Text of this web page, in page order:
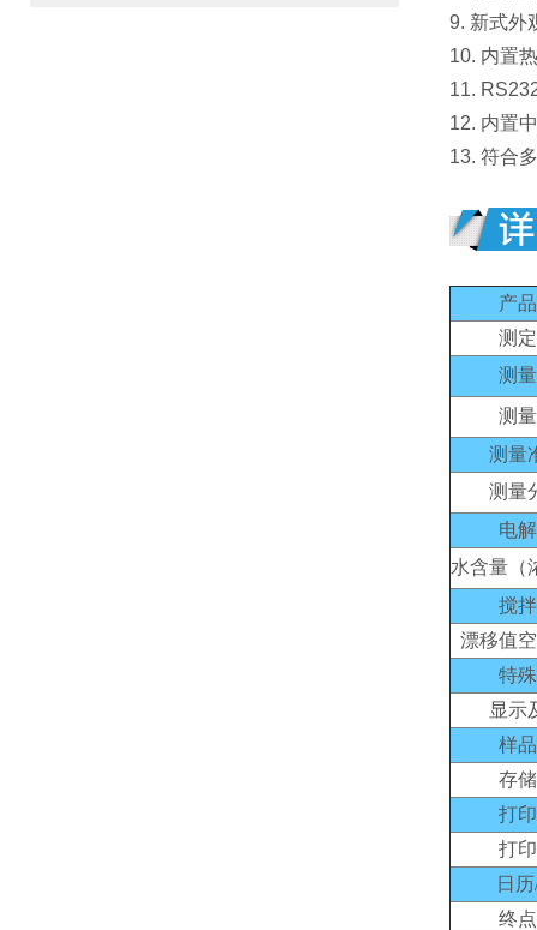
9. 新式外
10. 内置
11.
12. 内置
13. 符合
产
测
测
测
测量
测量
电
水含量（
搅
漂移值
特
显示
样
存
打
打
日
终